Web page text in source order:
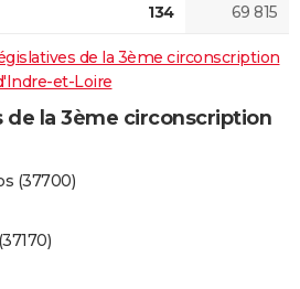
134 69 815
de la 3ème circonscription
et-Loire
la 3ème circonscription
(37700)